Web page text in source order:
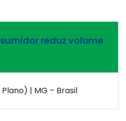
reduz volume
| MG – Brasil